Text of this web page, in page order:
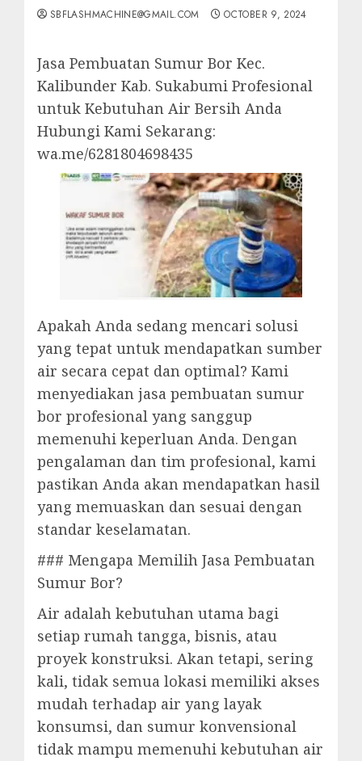
SBFLASHMACHINE@GMAIL.COM OCTOBER 9, 2024
Jasa Pembuatan Sumur Bor Kec.
Kalibunder Kab. Sukabumi Profesional
untuk Kebutuhan Air Bersih Anda
Hubungi Kami Sekarang:
wa.me/6281804698435
Apakah Anda sedang mencari solusi
yang tepat untuk mendapatkan sumber
air secara cepat dan optimal? Kami
menyediakan jasa pembuatan sumur
bor profesional yang sanggup
memenuhi keperluan Anda. Dengan
pengalaman dan tim profesional, kami
pastikan Anda akan mendapatkan hasil
yang memuaskan dan sesuai dengan
standar keselamatan.
### Mengapa Memilih Jasa Pembuatan
Sumur Bor?
Air adalah kebutuhan utama bagi
setiap rumah tangga, bisnis, atau
proyek konstruksi. Akan tetapi, sering
kali, tidak semua lokasi memiliki akses
mudah terhadap air yang layak
konsumsi, dan sumur konvensional
tidak mampu memenuhi kebutuhan air